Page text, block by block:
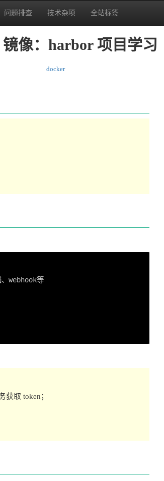
问题排查 技术杂项 全站标签
镜像：harbor 项目学习
docker
、webhook等
获取 token；